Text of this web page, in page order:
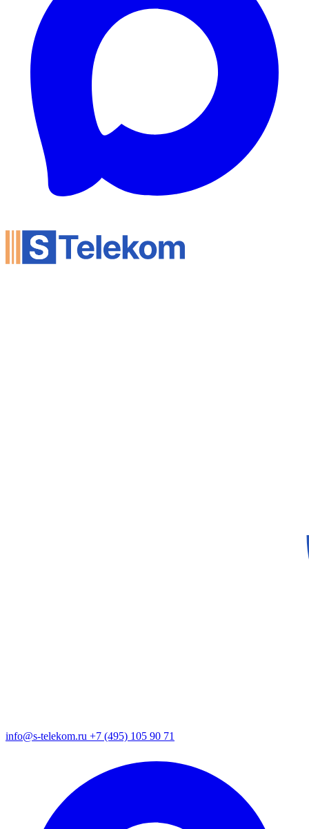
info@s-telekom.ru +7 (495) 105 90 71